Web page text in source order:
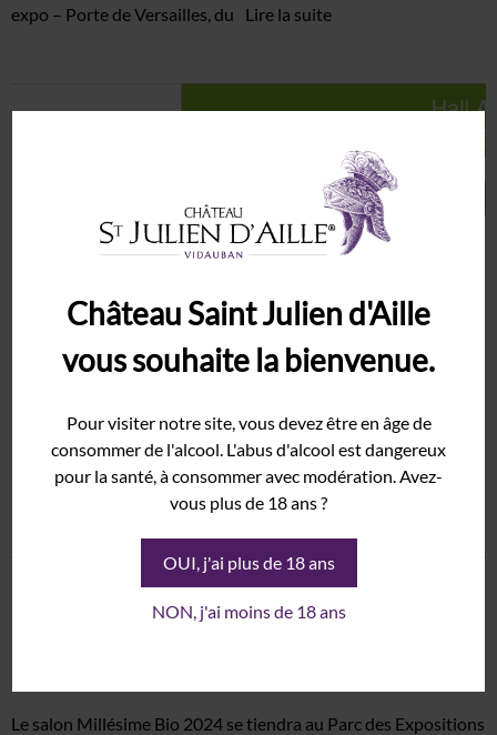
Château Saint Julien d'Aille
vous souhaite la bienvenue.
Pour visiter notre site, vous devez être en âge de
consommer de l'alcool. L'abus d'alcool est dangereux
pour la santé, à consommer avec modération. Avez-
vous plus de 18 ans ?
OUI, j'ai plus de 18 ans
NON, j'ai moins de 18 ans
expo – Porte de Versailles, du
Lire la suite
Le Salon Millésime Bio 2024
Le salon Millésime Bio 2024 se tiendra au Parc des Expositions